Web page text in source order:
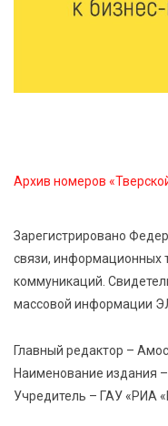
Защита с первых
вакцинация
Виталий Королев
100-летием
Архив номеров
Зарегистрировано
связи, информационных
коммуникаций.
массовой информации
Главный редактор –
Наименование издания
Учредитель – ГАУ «РИА